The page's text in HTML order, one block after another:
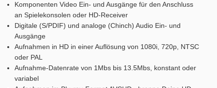
Komponenten Video Ein- und Ausgänge für den Anschluss
an Spielekonsolen oder HD-Receiver
Digitale (S/PDIF) und analoge (Chinch) Audio Ein- und
Ausgänge
Aufnahmen in HD in einer Auflösung von 1080i, 720p, NTSC
oder PAL
Aufnahme-Datenrate von 1Mbs bis 13.5Mbs, konstant oder
variabel